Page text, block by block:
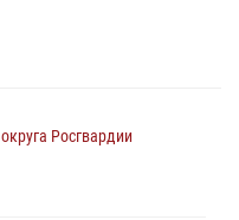
Росгвардии